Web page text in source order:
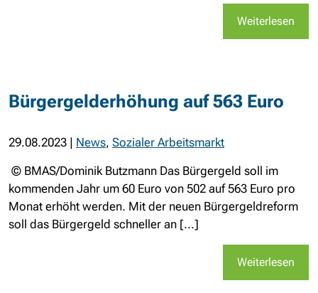
Weiterlesen
Bürgergelderhöhung auf 563 Euro
29.08.2023 | News, Sozialer Arbeitsmarkt
© BMAS/Dominik Butzmann Das Bürgergeld soll im
kommenden Jahr um 60 Euro von 502 auf 563 Euro pro
Monat erhöht werden. Mit der neuen Bürgergeldreform
soll das Bürgergeld schneller an [...]
Weiterlesen